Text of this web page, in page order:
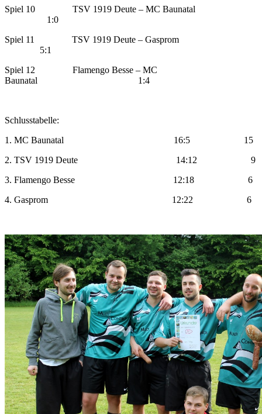
Spiel 10 TSV 1919 Deute – MC Baunatal
1:0
Spiel 11 TSV 1919 Deute – Gasprom
5:1
Spiel 12 Flamengo Besse – MC
Baunatal 1:4
Schlusstabelle:
1. MC Baunatal 16:5 15
2. TSV 1919 Deute 14:12 9
3. Flamengo Besse 12:18 6
4. Gasprom 12:22 6